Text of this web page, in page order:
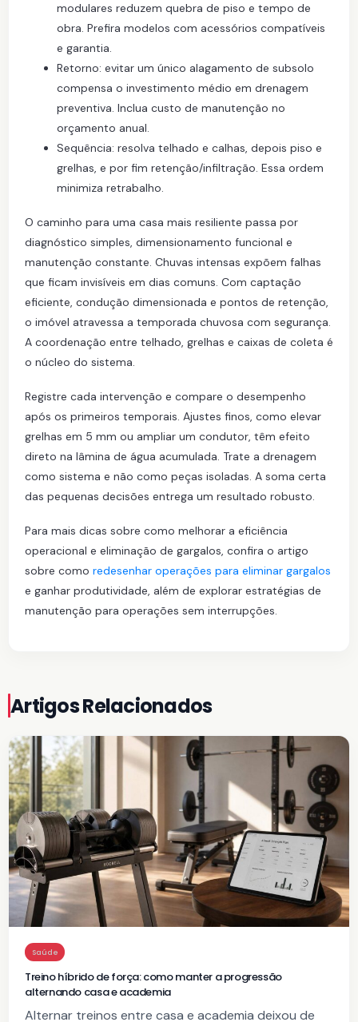
modulares reduzem quebra de piso e tempo de
obra. Prefira modelos com acessórios compatíveis
e garantia.
Retorno: evitar um único alagamento de subsolo
compensa o investimento médio em drenagem
preventiva. Inclua custo de manutenção no
orçamento anual.
Sequência: resolva telhado e calhas, depois piso e
grelhas, e por fim retenção/infiltração. Essa ordem
minimiza retrabalho.
O caminho para uma casa mais resiliente passa por
diagnóstico simples, dimensionamento funcional e
manutenção constante. Chuvas intensas expõem falhas
que ficam invisíveis em dias comuns. Com captação
eficiente, condução dimensionada e pontos de retenção,
o imóvel atravessa a temporada chuvosa com segurança.
A coordenação entre telhado, grelhas e caixas de coleta é
o núcleo do sistema.
Registre cada intervenção e compare o desempenho
após os primeiros temporais. Ajustes finos, como elevar
grelhas em 5 mm ou ampliar um condutor, têm efeito
direto na lâmina de água acumulada. Trate a drenagem
como sistema e não como peças isoladas. A soma certa
das pequenas decisões entrega um resultado robusto.
Para mais dicas sobre como melhorar a eficiência
operacional e eliminação de gargalos, confira o artigo
sobre como redesenhar operações para eliminar gargalos
e ganhar produtividade, além de explorar estratégias de
manutenção para operações sem interrupções.
Artigos Relacionados
Saúde
Treino híbrido de força: como manter a progressão
alternando casa e academia
Alternar treinos entre casa e academia deixou de